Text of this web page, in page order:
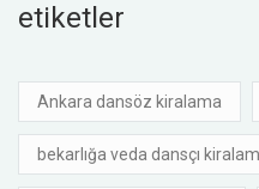
etiketler
Ankara dansöz kiralama
bekarlığa veda dansçı